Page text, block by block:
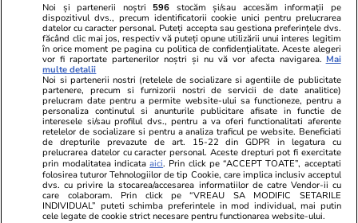
Lifestyle
Ce este batch cooking și cum îți
poate simplifica mesele
săptămânale
Noi și partenerii noștri 596 stocăm și/sau accesăm informații pe
dispozitivul dvs., precum identificatorii cookie unici pentru prelucrarea
datelor cu caracter personal. Puteți accepta sau gestiona preferințele dvs.
făcând clic mai jos, respectiv vă puteți opune utilizării unui interes legitim
în orice moment pe pagina cu politica de confidențialitate. Aceste alegeri
vor fi raportate partenerilor noștri și nu vă vor afecta navigarea. Mai
multe detalii
Noi si partenerii nostri (retelele de socializare si agentiile de publicitate
partenere, precum si furnizorii nostri de servicii de date analitice)
prelucram date pentru a permite website-ului sa functioneze, pentru a
personaliza continutul si anunturile publicitare afisate in functie de
interesele si/sau profilul dvs., pentru a va oferi functionalitati aferente
retelelor de socializare si pentru a analiza traficul pe website. Beneficiati
de drepturile prevazute de art. 15-22 din GDPR in legatura cu
prelucrarea datelor cu caracter personal. Aceste drepturi pot fi exercitate
prin modalitatea indicataaici. Prin click pe “ACCEPT TOATE”, acceptati
folosirea tuturor Tehnologiilor de tip Cookie, care implica inclusiv acceptul
dvs. cu privire la stocarea/accesarea informatiilor de catre Vendor-ii cu
care colaboram. Prin click pe “VREAU SA MODIFIC SETARILE
INDIVIDUAL” puteti schimba preferintele in mod individual, mai putin
cele legate de cookie strict necesare pentru functionarea website-ului.